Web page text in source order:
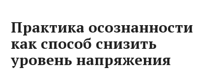
Практика осознанности
как способ снизить
уровень напряжения